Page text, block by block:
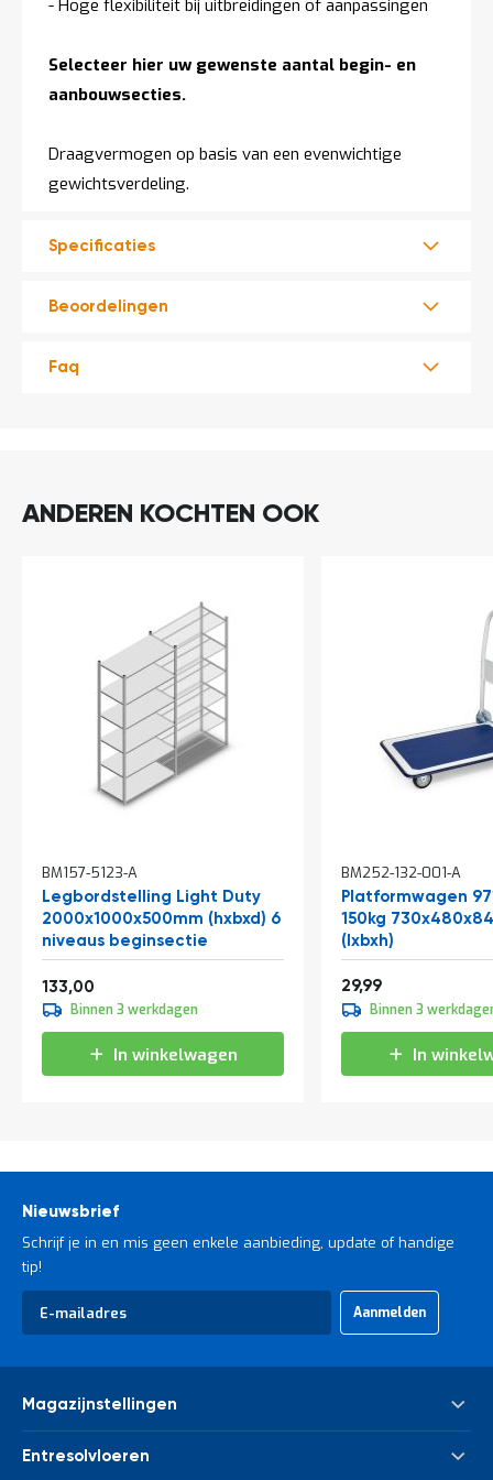
- Hoge flexibiliteit bij uitbreidingen of aanpassingen
Selecteer hier uw gewenste aantal begin- en
aanbouwsecties.
Draagvermogen op basis van een evenwichtige
gewichtsverdeling.
Specificaties
Beoordelingen
Faq
ANDEREN KOCHTEN OOK
BM157-5123-A
Legbordstelling Light Duty
2000x1000x500mm (hxbxd) 6
niveaus beginsectie
Vanaf
133,00
Binnen 3 werkdagen
In winkelwagen
BM252-132-001-A
Platformwagen
150kg
(lxbxh)
29,99
winkelwagen
Binnen 3
In
Nieuwsbrief
Schrijf je in en mis geen enkele aanbieding, update of handige
tip!
Abonneer
op
Aanmelden
Magazijnstellingen
Entresolvloeren